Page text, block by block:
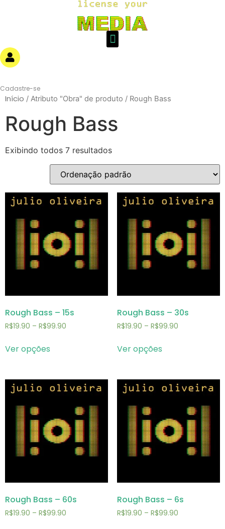
Cadastre-se
Início / Atributo "Obra" de produto / Rough Bass
Rough Bass
Exibindo todos 7 resultados
Rough Bass – 15s
R$19.90 – R$99.90
Ver opções
Rough Bass – 30s
R$19.90 – R$99.90
Ver opções
Rough Bass – 60s
R$19.90 – R$99.90
Rough Bass – 6s
R$19.90 – R$99.90